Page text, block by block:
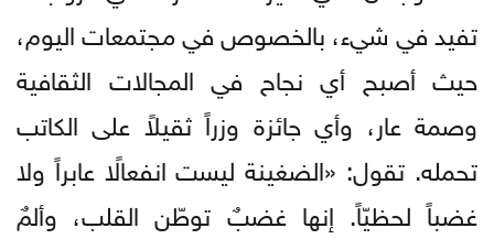
تفيد في شيء، بالخصوص في مجتمعات اليوم،
حيث أصبح أي نجاح في المجالات الثقافية
وصمة عار، وأي جائزة وزراً ثقيلاً على الكاتب
تحمله. تقول: «الضغينة ليست انفعالًا عابراً ولا
غضباً لحظيّاً. إنها غضبٌ توطّن القلب، وألمٌ